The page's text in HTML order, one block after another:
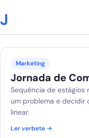
J
Marketing
Jornada de
Sequência de
um problema e decidir
linear.
Ler verbete →